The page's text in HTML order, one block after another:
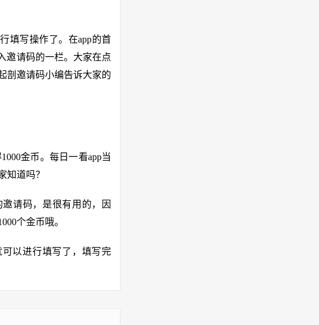
填写操作了。在app的首
邀请码的一栏。大家在点
剖邀请码小编告诉大家的
金币。每日一看app当
知道吗？
请码，是很有用的，因
个金币哦。
可以进行填写了，填写完